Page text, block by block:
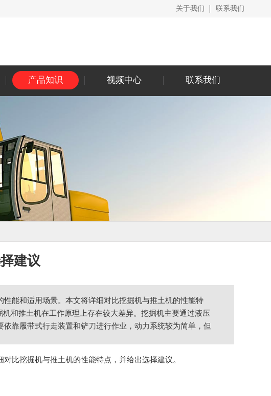
关于我们 联系我们
产品知识 视频中心 联系我们
建议
能和适用场景。本文将详细对比挖掘机与推土机的性能特
和推土机在工作原理上存在较大差异。挖掘机主要通过液压
靠履带式行走装置和铲刀进行作业，动力系统较为简单，但
比挖掘机与推土机的性能特点，并给出选择建议。